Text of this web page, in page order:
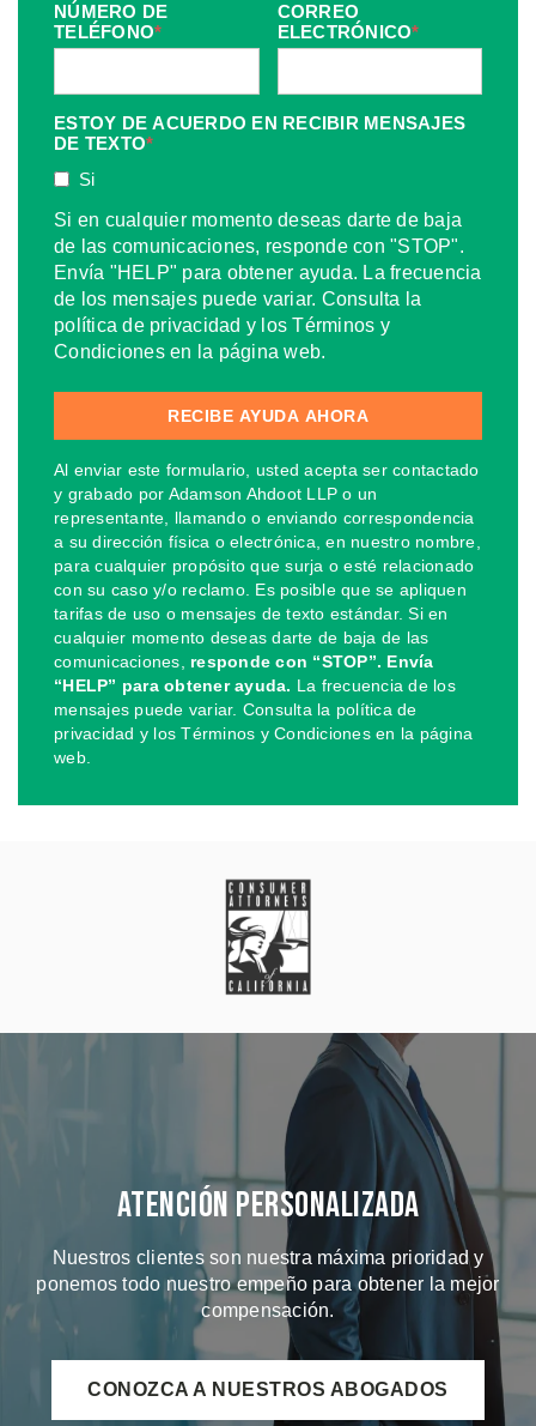
NÚMERO DE
TELÉFONO*
CORREO
ELECTRÓNICO*
ESTOY DE ACUERDO EN RECIBIR MENSAJES
DE TEXTO*
Si
Si en cualquier momento deseas darte de baja
de las comunicaciones, responde con "STOP".
Envía "HELP" para obtener ayuda. La frecuencia
de los mensajes puede variar. Consulta la
política de privacidad y los Términos y
Condiciones en la página web.
Al enviar este formulario, usted acepta ser contactado
y grabado por Adamson Ahdoot LLP o un
representante, llamando o enviando correspondencia
a su dirección física o electrónica, en nuestro nombre,
para cualquier propósito que surja o esté relacionado
con su caso y/o reclamo. Es posible que se apliquen
tarifas de uso o mensajes de texto estándar. Si en
cualquier momento deseas darte de baja de las
comunicaciones, responde con “STOP”. Envía
“HELP” para obtener ayuda. La frecuencia de los
mensajes puede variar. Consulta la política de
privacidad y los Términos y Condiciones en la página
web.
Atención Personalizada
Nuestros clientes son nuestra máxima prioridad y
ponemos todo nuestro empeño para obtener la mejor
compensación.
CONOZCA A NUESTROS ABOGADOS